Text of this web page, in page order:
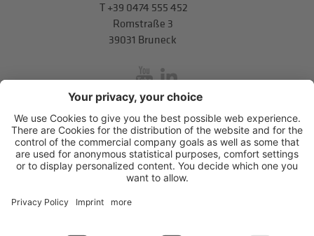
T +39 0474 555 452
Romstraße 3
39031 Bruneck
inService
Mitterweg 5, Bozner Boden,I-39100Bozen.T+39 0471 310
311.info@hds-bz.it
Impressum
Datenschutzerklärung